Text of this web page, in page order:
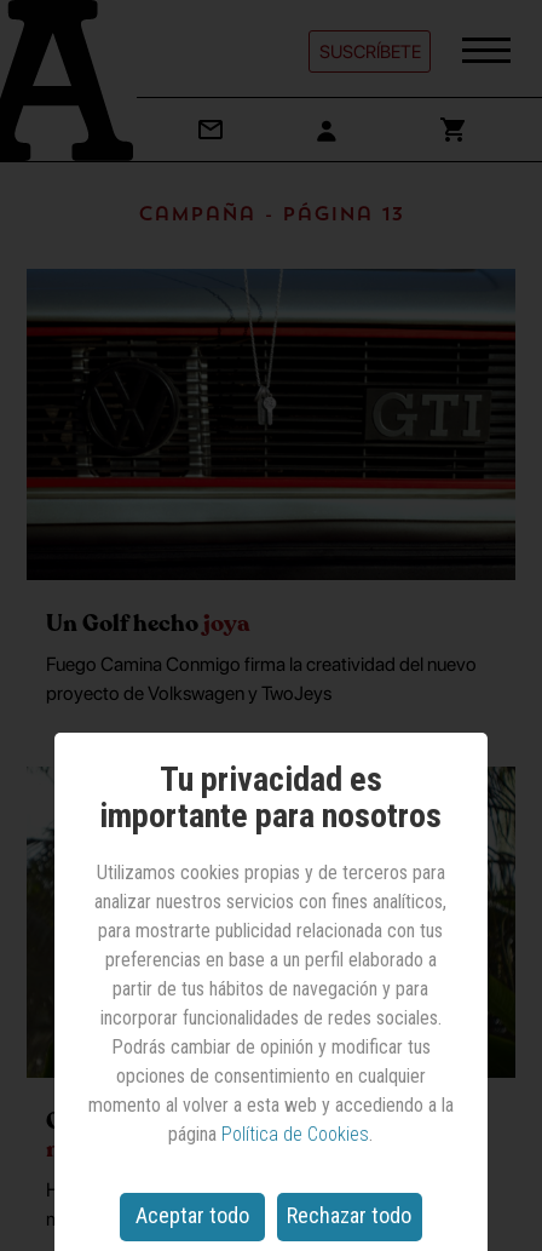
SUSCRÍBETE
Campaña - Página 13
Un Golf hechojoya
Fuego Camina Conmigo firma la creatividad del nuevo
proyecto de Volkswagen y TwoJeys
Orange habla del iPhone 17 Pro en su
nueva campaña
Ha sido creada por Dentsu Creative y su estrategia de
medios tiene el sello de Dentsu X
Tu privacidad es
importante para nosotros
Utilizamos cookies propias y de terceros para
analizar nuestros servicios con fines analíticos,
para mostrarte publicidad relacionada con tus
preferencias en base a un perfil elaborado a
partir de tus hábitos de navegación y para
incorporar funcionalidades de redes sociales.
Podrás cambiar de opinión y modificar tus
opciones de consentimiento en cualquier
momento al volver a esta web y accediendo a la
página Política de Cookies
Aceptar todo Rechazar todo